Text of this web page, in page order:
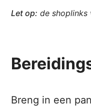
Let op: de shoplinks
Breng in een